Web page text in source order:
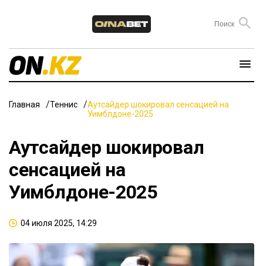
Главная Теннис
Аутсайдер шокировал сенсацией на
Уимблдоне-2025
Аутсайдер шокировал
сенсацией на
Уимблдоне-2025
04 июля 2025, 14:29